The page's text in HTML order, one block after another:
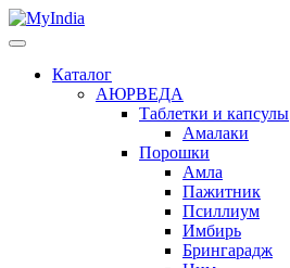
Каталог
АЮРВЕДА
Таблетки и капсулы
Амалаки
Порошки
Амла
Пажитник
Псиллиум
Имбирь
Брингарадж